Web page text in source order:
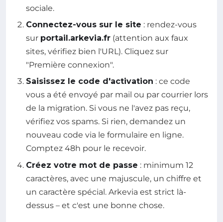
sociale.
Connectez-vous sur le site : rendez-vous
sur portail.arkevia.fr (attention aux faux
sites, vérifiez bien l'URL). Cliquez sur
"Première connexion".
Saisissez le code d'activation : ce code
vous a été envoyé par mail ou par courrier lors
de la migration. Si vous ne l'avez pas reçu,
vérifiez vos spams. Si rien, demandez un
nouveau code via le formulaire en ligne.
Comptez 48h pour le recevoir.
Créez votre mot de passe : minimum 12
caractères, avec une majuscule, un chiffre et
un caractère spécial. Arkevia est strict là-
dessus – et c'est une bonne chose.